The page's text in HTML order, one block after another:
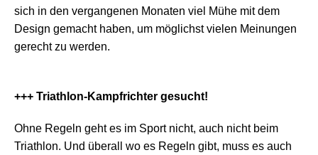
sich in den vergangenen Monaten viel Mühe mit dem
Design gemacht haben, um möglichst vielen Meinungen
gerecht zu werden.
+++ Triathlon-Kampfrichter gesucht!
Ohne Regeln geht es im Sport nicht, auch nicht beim
Triathlon. Und überall wo es Regeln gibt, muss es auch